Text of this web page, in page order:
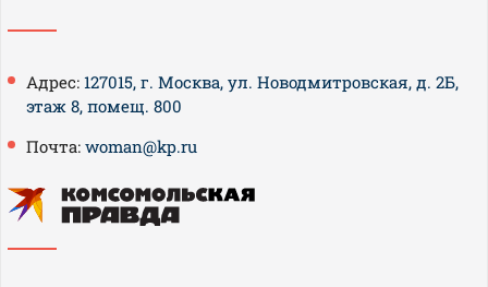
Адрес: 127015, г. Москва, ул. Новодмитровская, д. 2Б,
этаж 8, помещ. 800
Почта: woman@kp.ru